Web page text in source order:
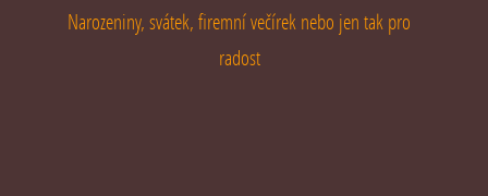
Narozeniny, svátek, firemní večírek nebo jen tak pro
radost